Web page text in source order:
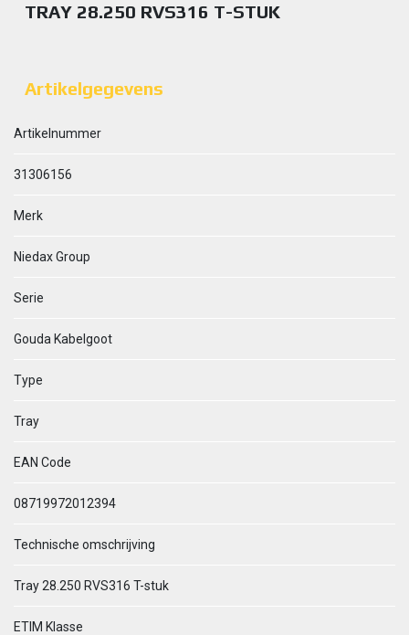
TRAY 28.250 RVS316 T-STUK
Artikelgegevens
Artikelnummer
31306156
Merk
Niedax Group
Serie
Gouda Kabelgoot
Type
Tray
EAN Code
08719972012394
Technische omschrijving
Tray 28.250 RVS316 T-stuk
ETIM Klasse